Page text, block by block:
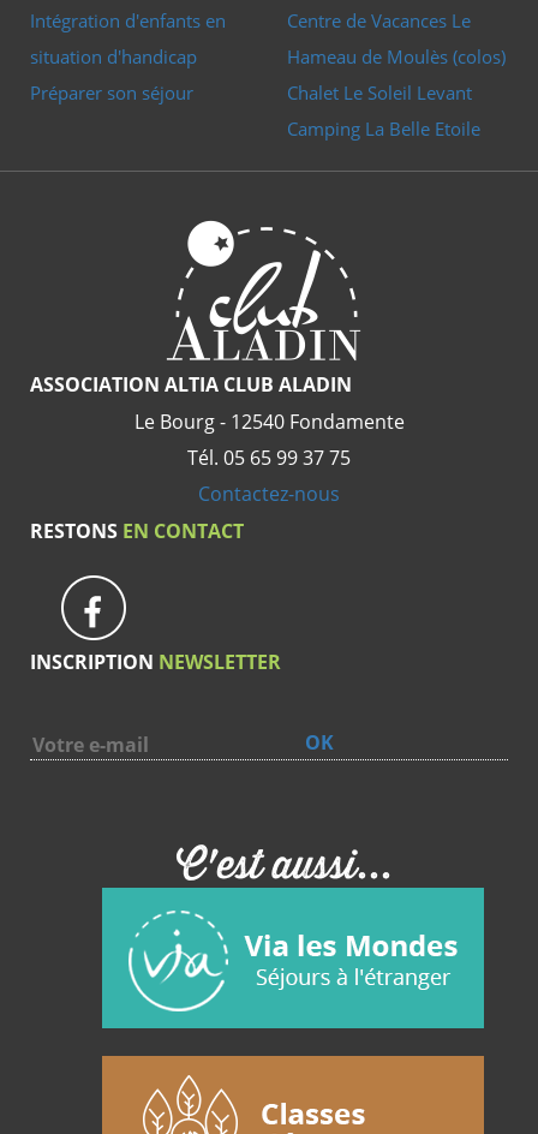
Intégration d'enfants en
situation d'handicap
Préparer son séjour
Centre de Vacances Le
Hameau de Moulès (colos)
Chalet Le Soleil Levant
Camping La Belle Etoile
ASSOCIATION ALTIA CLUB ALADIN
Le Bourg - 12540 Fondamente
Tél. 05 65 99 37 75
Contactez-nous
RESTONS EN CONTACT
INSCRIPTION NEWSLETTER
OK
C'est aussi...